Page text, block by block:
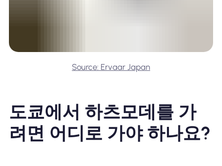
Source: Ervaar Japan
도쿄에서 하츠모데를 가
려면 어디로 가야 하나요?